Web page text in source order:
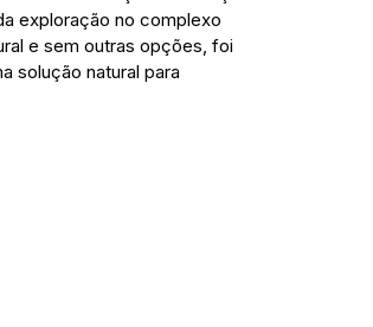
exploração no complexo
e sem outras opções, foi
solução natural para